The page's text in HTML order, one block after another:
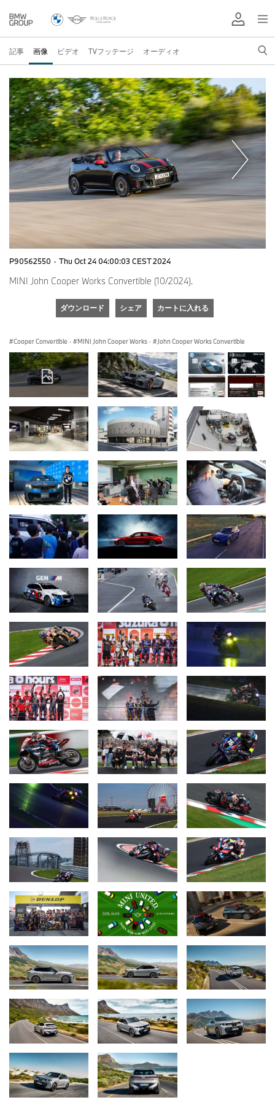
記事 画像 ビデオ TVフッテージ オーディオ
P90562550 · Thu Oct 24 04:00:03 CEST 2024
MINI John Cooper Works Convertible (10/2024).
ダウンロード シェア カートに入れる
Cooper Convertible · MINI John Cooper Works · John Cooper Works Convertible